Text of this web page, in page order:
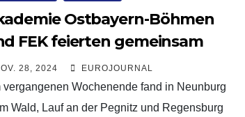
Ostbayern-Böhmen
FEK feierten gemeinsam
28, 2024 EUROJOURNAL
vergangenen Wochenende fand in Neunburg
Wald, Lauf an der Pegnitz und Regensburg